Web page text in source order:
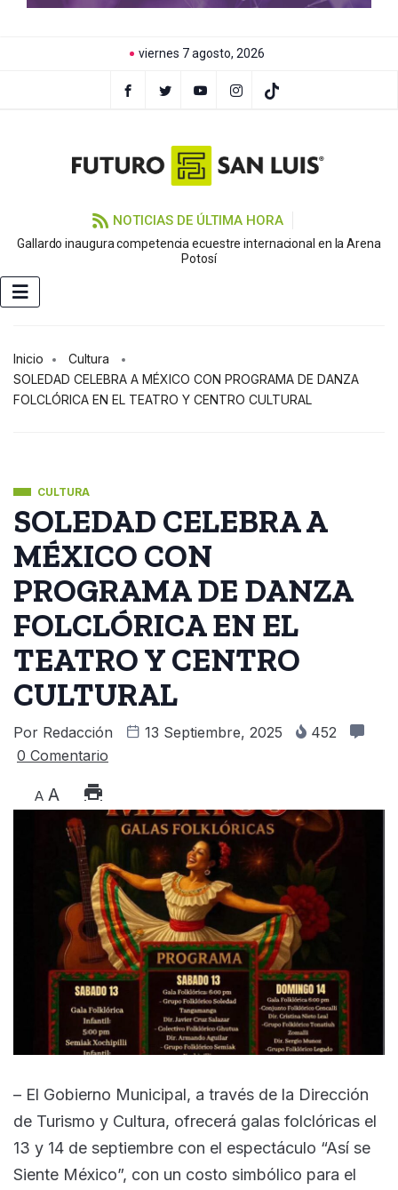
viernes 7 agosto, 2026
NOTICIAS DE ÚLTIMA HORA
Gallardo inaugura competencia ecuestre internacional en la Arena
Potosí
Inicio
Cultura
SOLEDAD CELEBRA A MÉXICO CON PROGRAMA DE DANZA
FOLCLÓRICA EN EL TEATRO Y CENTRO CULTURAL
CULTURA
SOLEDAD CELEBRA A
MÉXICO CON
PROGRAMA DE DANZA
FOLCLÓRICA EN EL
TEATRO Y CENTRO
CULTURAL
Por Redacción 13 Septiembre, 2025
452
0 Comentario
A A
– El Gobierno Municipal, a través de la Dirección
de Turismo y Cultura, ofrecerá galas folclóricas el
13 y 14 de septiembre con el espectáculo “Así se
Siente México”, con un costo simbólico para el